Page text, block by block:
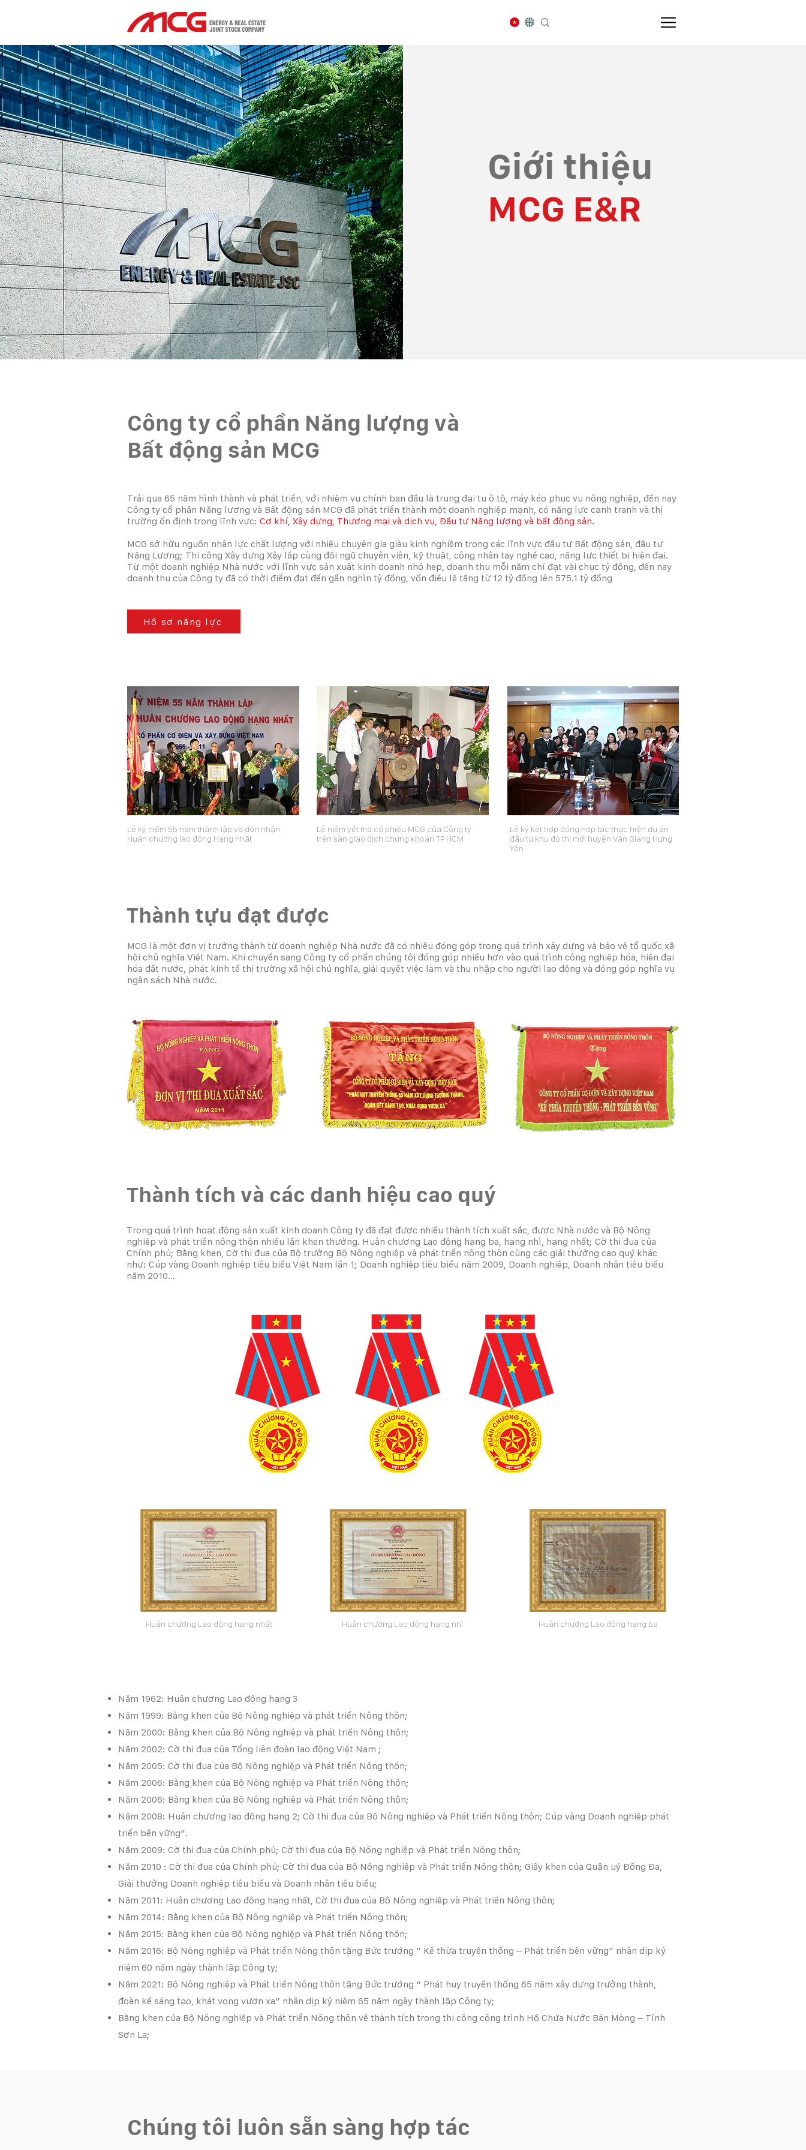
Giới thiệu
MCG E&R
Công ty cổ phần Năng lượng và
Bất động sản MCG
Trải qua 65 năm hình thành và phát triển, với nhiệm vụ chính ban đầu là trung đại tu ô tô, máy kéo phục vụ nông nghiệp, đến nay
Công ty cổ phần Năng lượng và Bất động sản MCG đã phát triển thành một doanh nghiệp mạnh, có năng lực cạnh tranh và thị
trường ổn định trong lĩnh vực: Cơ khí, Xây dựng, Thương mại và dịch vụ, Đầu tư Năng lượng và bất động sản.
MCG sở hữu nguồn nhân lực chất lượng với nhiều chuyên gia giàu kinh nghiệm trong các lĩnh vực đầu tư Bất động sản, đầu tư
Năng Lượng; Thi công Xây dựng Xây lắp cùng đội ngũ chuyên viên, kỹ thuật, công nhân tay nghề cao, năng lực thiết bị hiện đại.
Từ một doanh nghiệp Nhà nước với lĩnh vực sản xuất kinh doanh nhỏ hẹp, doanh thu mỗi năm chỉ đạt vài chục tỷ đồng, đến nay
doanh thu của Công ty đã có thời điểm đạt đến gần nghìn tỷ đồng, vốn điều lệ tăng từ 12 tỷ đồng lên 575.1 tỷ đồng
Hồ sơ năng lực
Lễ kỷ niệm 55 năm thành lập và đón nhận
Huân chương lao động Hạng nhất
Lễ niêm yết mã cổ phiếu MCG của Công ty
trên sàn giao dịch chứng khoán TP HCM
Lễ ký kết hợp đồng hợp tác thực hiện dự án
đầu tư khu đô thị mới huyện Văn Giang Hưng
Yên
Thành tựu đạt được
MCG là một đơn vị trưởng thành từ doanh nghiệp Nhà nước đã có nhiều đóng góp trong quá trình xây dựng và bảo vệ tổ quốc xã
hội chủ nghĩa Việt Nam. Khi chuyển sang Công ty cổ phần chúng tôi đóng góp nhiều hơn vào quá trình công nghiệp hóa, hiện đại
hóa đất nước, phát kinh tế thị trường xã hội chủ nghĩa, giải quyết việc làm và thu nhập cho người lao động và đóng góp nghĩa vụ
ngân sách Nhà nước.
Thành tích và các danh hiệu cao quý
Trong quá trình hoạt động sản xuất kinh doanh Công ty đã đạt được nhiều thành tích xuất sắc, được Nhà nước và Bộ Nông
nghiệp và phát triển nông thôn nhiều lần khen thưởng. Huân chương Lao động hạng ba, hạng nhì, hạng nhất; Cờ thi đua của
Chính phủ; Bằng khen, Cờ thi đua của Bộ trưởng Bộ Nông nghiệp và phát triển nông thôn cùng các giải thưởng cao quý khác
như: Cúp vàng Doanh nghiệp tiêu biểu Việt Nam lần 1; Doanh nghiệp tiêu biểu năm 2009, Doanh nghiệp, Doanh nhân tiêu biểu
năm 2010…
Huân chương Lao động hạng nhất Huân chương Lao động hạng nhì Huân chương Lao động hạng ba
Năm 1962: Huân chương Lao động hạng 3
Năm 1999: Bằng khen của Bộ Nông nghiệp và phát triển Nông thôn;
Năm 2000: Bằng khen của Bộ Nông nghiệp và phát triển Nông thôn;
Năm 2002: Cờ thi đua của Tổng liên đoàn lao động Việt Nam ;
Năm 2005: Cờ thi đua của Bộ Nông nghiệp và Phát triển Nông thôn;
Năm 2006: Bằng khen của Bộ Nông nghiệp và Phát triển Nông thôn;
Năm 2006: Bằng khen của Bộ Nông nghiệp và Phát triển Nông thôn;
Năm 2008: Huân chương lao động hạng 2; Cờ thi đua của Bộ Nông nghiệp và Phát triển Nông thôn; Cúp vàng Doanh nghiệp phát
triển bền vững”.
Năm 2009: Cờ thi đua của Chính phủ; Cờ thi đua của Bộ Nông nghiệp và Phát triển Nông thôn;
Năm 2010 : Cờ thi đua của Chính phủ; Cờ thi đua của Bộ Nông nghiệp và Phát triển Nông thôn; Giấy khen của Quận uỷ Đống Đa,
Giải thưởng Doanh nghiệp tiêu biểu và Doanh nhân tiêu biểu;
Năm 2011: Huân chương Lao động hạng nhất, Cờ thi đua của Bộ Nông nghiệp và Phát triển Nông thôn;
Năm 2014: Bằng khen của Bộ Nông nghiệp và Phát triển Nông thôn;
Năm 2015: Bằng khen của Bộ Nông nghiệp và Phát triển Nông thôn;
Năm 2016: Bộ Nông nghiệp và Phát triển Nông thôn tặng Bức trướng “ Kế thừa truyền thống – Phát triển bền vững” nhân dịp kỷ
niệm 60 năm ngày thành lập Công ty;
Năm 2021: Bộ Nông nghiệp và Phát triển Nông thôn tặng Bức trướng “ Phát huy truyền thống 65 năm xây dựng trưởng thành,
đoàn kế sáng tạo, khát vọng vươn xa” nhân dịp kỷ niệm 65 năm ngày thành lập Công ty;
Bằng khen của Bộ Nông nghiệp và Phát triển Nông thôn về thành tích trong thi công công trình Hồ Chứa Nước Bản Mòng – Tỉnh
Sơn La;
Chúng tôi luôn sẵn sàng hợp tác